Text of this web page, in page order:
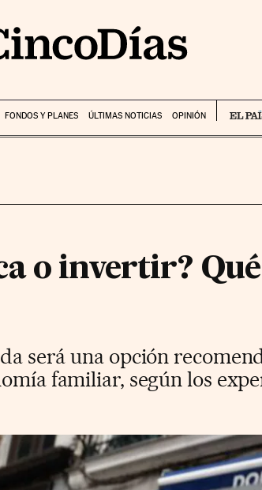
FONDOS Y PLANES ÚLTIMAS NOTICIAS OPINIÓN
o invertir? Qué
será una opción
familiar, según los